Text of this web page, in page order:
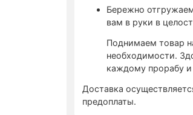
Бережно
вам в руки в
Поднимаем товар
необходимости.
каждому прорабу
Доставка
предоплаты.